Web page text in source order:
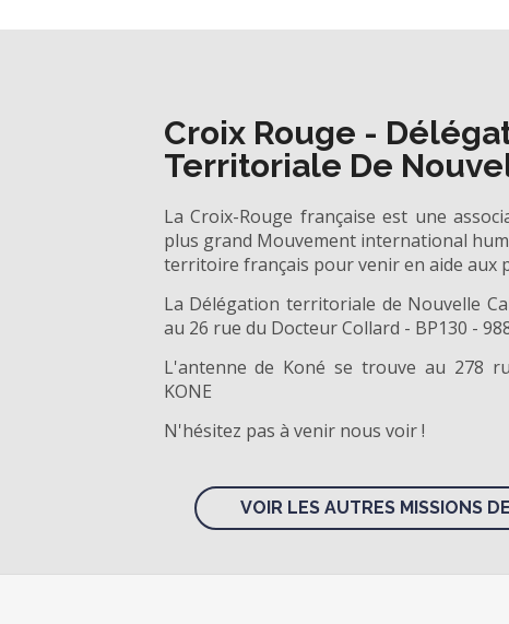
Croix Rouge -
Territoriale De
La Croix-Rouge française est une
plus grand Mouvement international
territoire français pour venir en aide aux
La Délégation territoriale de Nouvelle
au 26 rue du Docteur Collard - BP130 -
L'antenne de Koné se trouve au 278
KONE
N'hésitez pas à venir nous voir !
VOIR LES AUTRES MISSIONS